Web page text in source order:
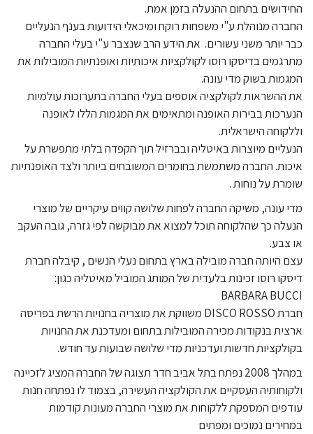
החידושים בתחום ההנעלה בזמן אמת.
החברה מנוהלת ע"י משפחות רוקח ומיכאלי הידועות בענף הנעליים
כבר יותר משני עשורים. את הידע הרב שנצבר ע"י בעלי החברה
מתרגמים בדיסקו רוסו לקולקציות איכותיות ואופנתיות המובילות את
המגמות בשוק מדי עונה.
את ההשראות לקולקציה אוספים בעלי החברה בתערוכות עולמיות
הנערכות בבירות האופנה ומתאימים את המגמות הללו לאופנה
וללקוחה הישראלית.
הנעליים מיוצרות באיטליה ובברזיל תוך הקפדה בלתי מתפשרת על
איכות. החברה משתמשת בחומרים המשובחים ביותר ולצד האופנתיות
שומרת על נוחות .
מדי עונה, משיקה החברה לפחות שלושה קווים עיקריים של מוצרי
הנעלה כך שהלקוחה תוכל למצוא את מבוקשה לפי גזרה, גובה העקב
או צבע.
עצם היותה חברה מובילה בארץ בתחום נעלי הנשים , קיבלה חברת
דיסקו רוסו זכינות בלעדית של המותג המוביל מאיטליה כגון:
BARBARA BUCCI
חברתDISCO ROSSO משווקת את מוצריה בחנויות הרשת בפריסה
ארצית בנקודות מכירה המובילות בתחום ומעדכנת את החנויות
בקולקציות חדשות ועדכניות מדי שלושה שבועות עד חודש.
במהלך 2008 נפתח בתל אביב חדר תצוגה של החברה המציג לזכיינה
ולקוחותיה העסקיים את הקולקציה העשירה, בצמוד לו נפתחה חנות
עודפים המספקת ללקוחות את מוצרי החברה מעונות קודמות
במחירים נמוכים ומפתים